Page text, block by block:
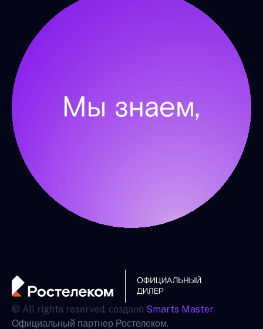
© All rights reserved. создано Smarts Master
Официальный партнер Ростелеком.